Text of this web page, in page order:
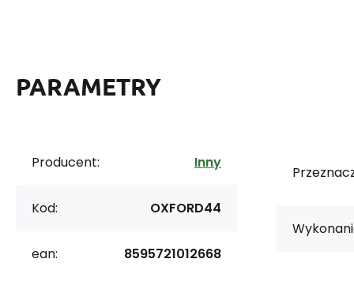
PARAMETRY
Producent: Inny
Kod: OXFORD44
ean: 8595721012668